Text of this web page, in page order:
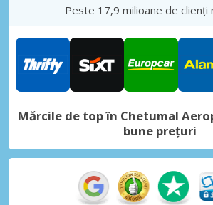
Peste 17,9 milioane de clienți
Mărcile de top în Chetumal
bune prețuri